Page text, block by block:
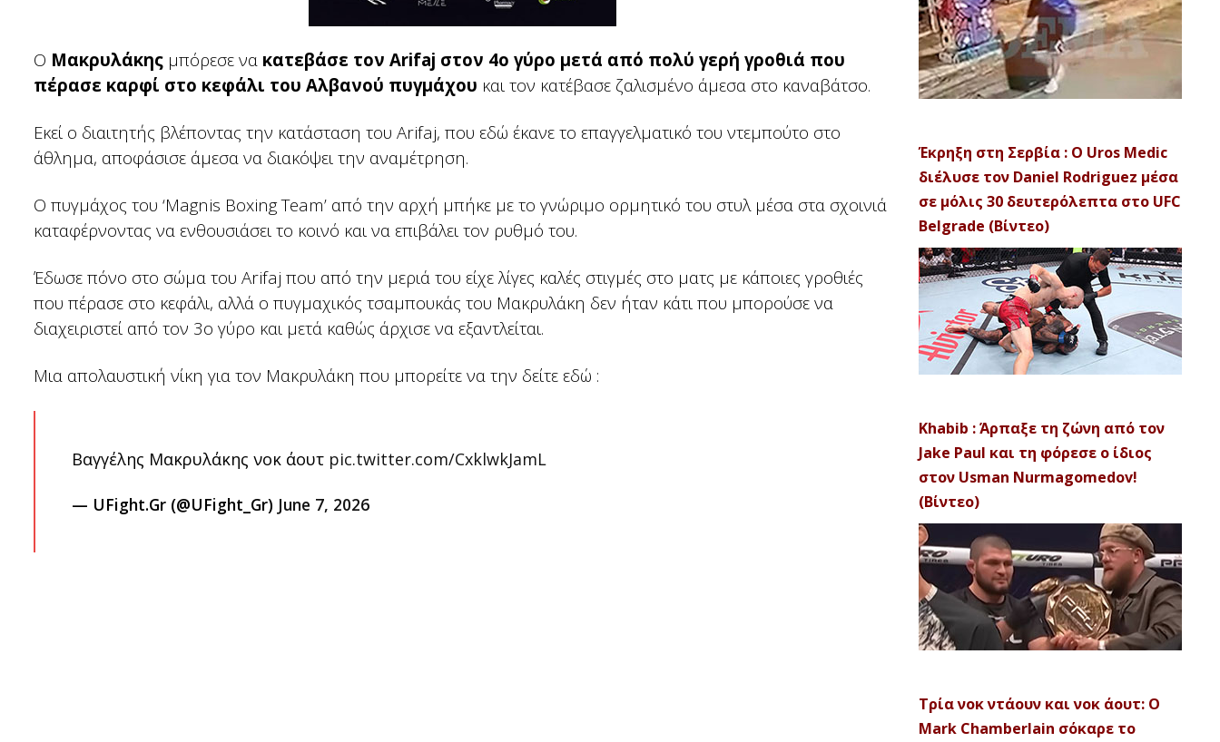
Ο Μακρυλάκης μπόρεσε να κατεβάσε τον Arifaj στον 4ο γύρο μετά από πολύ γερή γροθιά που
πέρασε καρφί στο κεφάλι του Αλβανού πυγμάχου και τον κατέβασε ζαλισμένο άμεσα στο καναβάτσο.
Εκεί ο διαιτητής βλέποντας την κατάσταση του Arifaj, που εδώ έκανε το επαγγελματικό του ντεμπούτο στο
άθλημα, αποφάσισε άμεσα να διακόψει την αναμέτρηση.
Ο πυγμάχος του ‘Magnis Boxing Team’ από την αρχή μπήκε με το γνώριμο ορμητικό του στυλ μέσα στα σχοινιά
καταφέρνοντας να ενθουσιάσει το κοινό και να επιβάλει τον ρυθμό του.
Έδωσε πόνο στο σώμα του Arifaj που από την μεριά του είχε λίγες καλές στιγμές στο ματς με κάποιες γροθιές
που πέρασε στο κεφάλι, αλλά ο πυγμαχικός τσαμπουκάς του Μακρυλάκη δεν ήταν κάτι που μπορούσε να
διαχειριστεί από τον 3ο γύρο και μετά καθώς άρχισε να εξαντλείται.
Μια απολαυστική νίκη για τον Μακρυλάκη που μπορείτε να την δείτε εδώ :
Βαγγέλης Μακρυλάκης νοκ άουτ pic.twitter.com/CxklwkJamL
— UFight.Gr (@UFight_Gr) June 7, 2026
Έκρηξη στη Σερβία : Ο Uros Medic
διέλυσε τον Daniel Rodriguez μέσα
σε μόλις 30 δευτερόλεπτα στο UFC
Belgrade (Βίντεο)
Khabib : Άρπαξε τη ζώνη από τον
Jake Paul και τη φόρεσε ο ίδιος
στον Usman Nurmagomedov!
(Βίντεο)
Τρία νοκ ντάουν και νοκ άουτ: Ο
Mark Chamberlain σόκαρε το